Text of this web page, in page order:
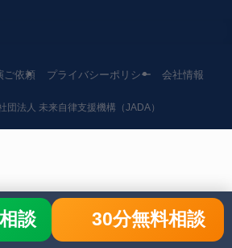
談 30分無料相談
ご依頼 プライバシーポリシー 会社情報
団法人 未来自律支援機構（JADA）